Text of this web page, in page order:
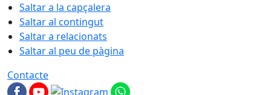
Saltar a la capçalera
Saltar al contingut
Saltar a relacionats
Saltar al peu de pàgina
Contacte